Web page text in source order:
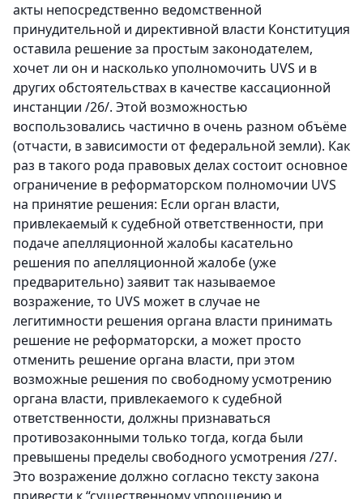
акты непосредственно ведомственной
принудительной и директивной власти Конституция
оставила решение за простым законодателем,
хочет ли он и насколько уполномочить UVS и в
других обстоятельствах в качестве кассационной
инстанции /26/. Этой возможностью
воспользовались частично в очень разном объёме
(отчасти, в зависимости от федеральной земли). Как
раз в такого рода правовых делах состоит основное
ограничение в реформаторском полномочии UVS
на принятие решения: Если орган власти,
привлекаемый к судебной ответственности, при
подаче апелляционной жалобы касательно
решения по апелляционной жалобе (уже
предварительно) заявит так называемое
возражение, то UVS может в случае не
легитимности решения органа власти принимать
решение не реформаторски, а может просто
отменить решение органа власти, при этом
возможные решения по свободному усмотрению
органа власти, привлекаемого к судебной
ответственности, должны признаваться
противозаконными только тогда, когда были
превышены пределы свободного усмотрения /27/.
Это возражение должно согласно тексту закона